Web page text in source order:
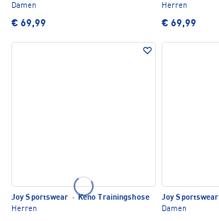
Damen
€ 69,99
Herren
€ 69,99
Joy Sportswear · Keno Trainingshose
Herren
Joy Sportswear
Damen